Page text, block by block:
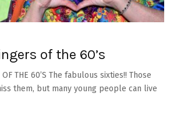
of the 60’s
OF THE 60’S The fabulous sixties!! Those
them, but many young people can live